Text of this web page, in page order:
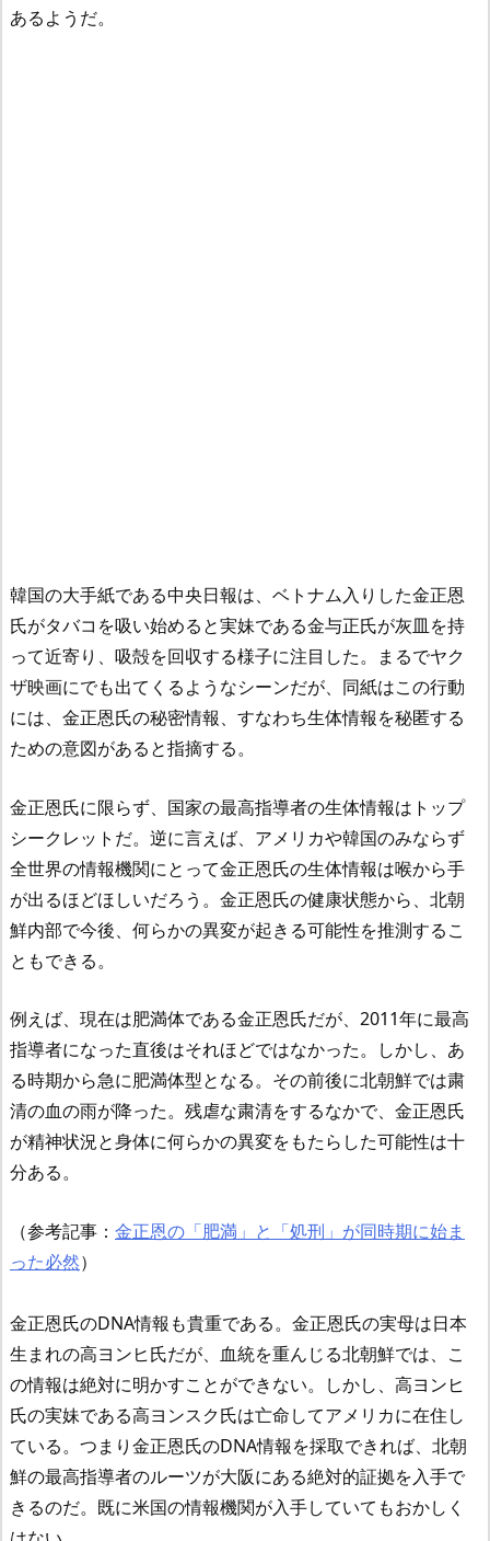
あるようだ。
韓国の大手紙である中央日報は、ベトナム入りした金正恩
氏がタバコを吸い始めると実妹である金与正氏が灰皿を持
って近寄り、吸殻を回収する様子に注目した。まるでヤク
ザ映画にでも出てくるようなシーンだが、同紙はこの行動
には、金正恩氏の秘密情報、すなわち生体情報を秘匿する
ための意図があると指摘する。
金正恩氏に限らず、国家の最高指導者の生体情報はトップ
シークレットだ。逆に言えば、アメリカや韓国のみならず
全世界の情報機関にとって金正恩氏の生体情報は喉から手
が出るほどほしいだろう。金正恩氏の健康状態から、北朝
鮮内部で今後、何らかの異変が起きる可能性を推測するこ
ともできる。
例えば、現在は肥満体である金正恩氏だが、2011年に最高
指導者になった直後はそれほどではなかった。しかし、あ
る時期から急に肥満体型となる。その前後に北朝鮮では粛
清の血の雨が降った。残虐な粛清をするなかで、金正恩氏
が精神状況と身体に何らかの異変をもたらした可能性は十
分ある。
（参考記事： 金正恩の「肥満」と「処刑」が同時期に始ま
った必然）
金正恩氏のDNA情報も貴重である。金正恩氏の実母は日本
生まれの高ヨンヒ氏だが、血統を重んじる北朝鮮では、こ
の情報は絶対に明かすことができない。しかし、高ヨンヒ
氏の実妹である高ヨンスク氏は亡命してアメリカに在住し
ている。つまり金正恩氏のDNA情報を採取できれば、北朝
鮮の最高指導者のルーツが大阪にある絶対的証拠を入手で
きるのだ。既に米国の情報機関が入手していてもおかしく